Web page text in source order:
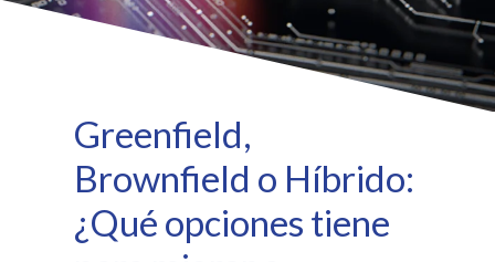
Greenfield,
Brownfield o Híbrido:
¿Qué opciones tiene